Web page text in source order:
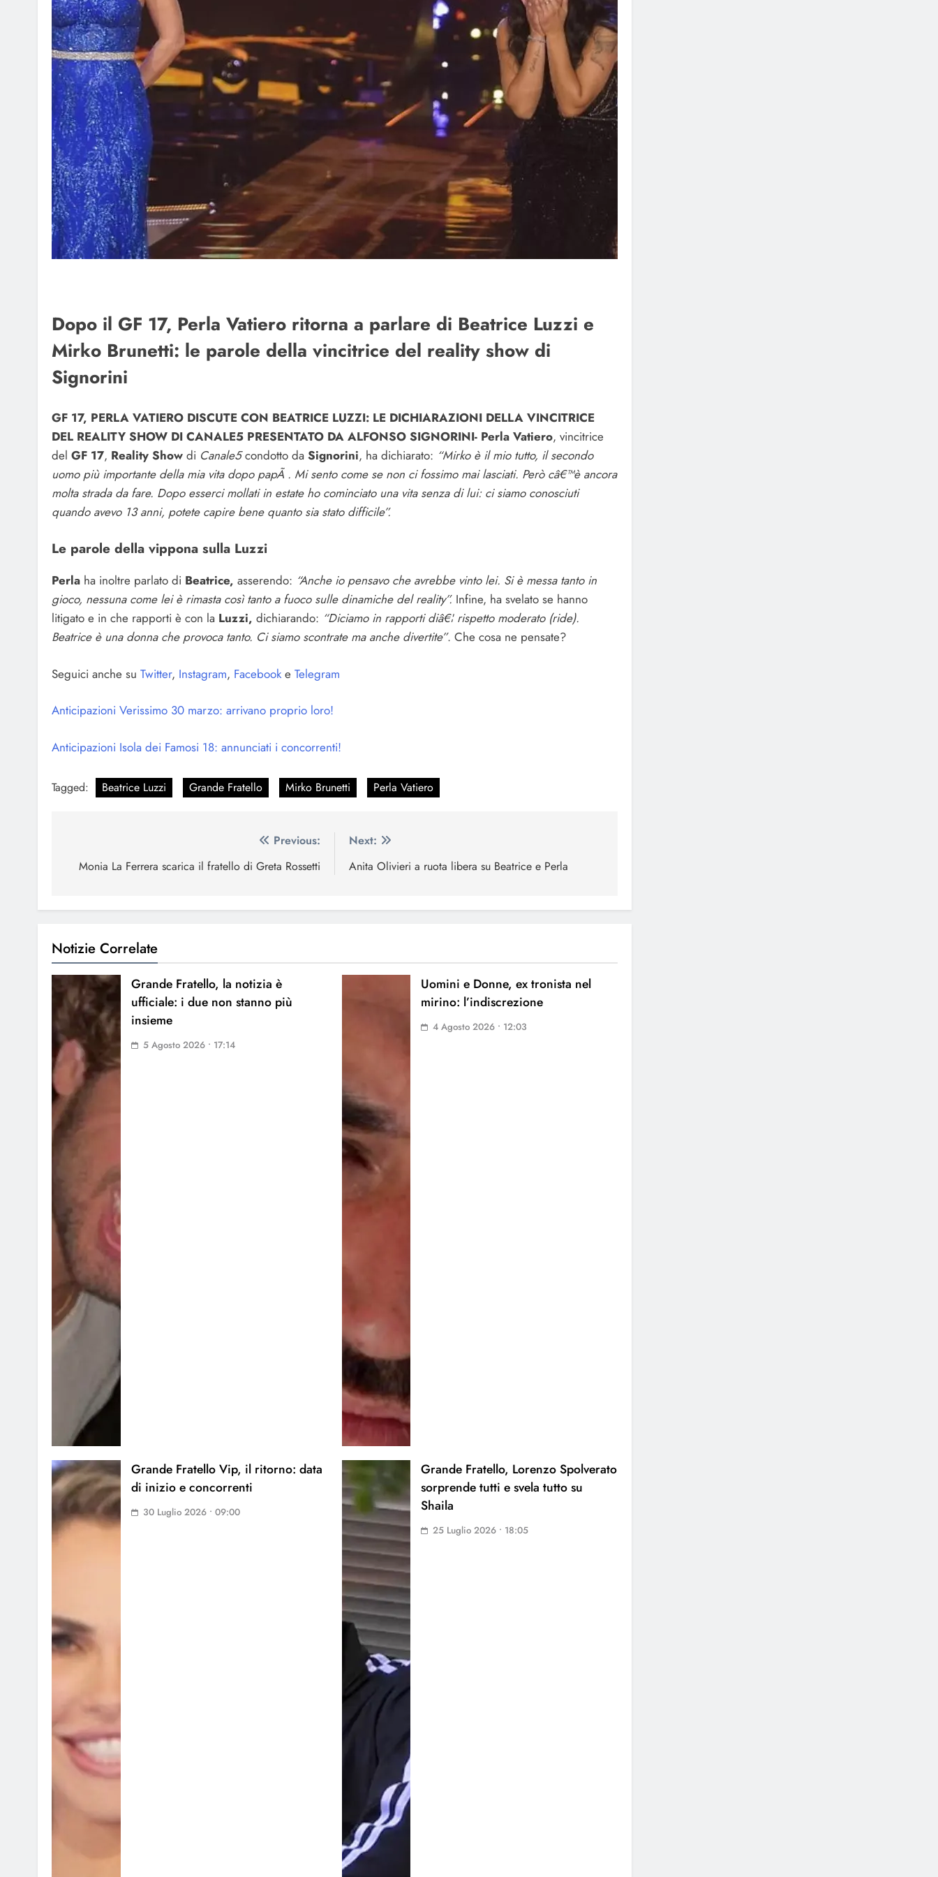
Dopo il GF 17, Perla Vatiero ritorna a parlare di Beatrice Luzzi e
Mirko Brunetti: le parole della vincitrice del reality show di
Signorini
GF 17, PERLA VATIERO DISCUTE CON BEATRICE LUZZI: LE DICHIARAZIONI DELLA VINCITRICE
DEL REALITY SHOW DI CANALE5 PRESENTATO DA ALFONSO SIGNORINI- Perla Vatiero, vincitrice
del GF 17, Reality Show di Canale5condotto da Signorini, ha dichiarato: “Mirko è il mio tutto, il secondo
uomo più importante della mia vita dopo papÃ . Mi sento come se non ci fossimo mai lasciati. Però câ€™è ancora
molta strada da fare. Dopo esserci mollati in estate ho cominciato una vita senza di lui: ci siamo conosciuti
quando avevo 13 anni, potete capire bene quanto sia stato difficile”.
Le parole della vippona sulla Luzzi
Perla ha inoltre parlato di Beatrice, asserendo: “Anche io pensavo che avrebbe vinto lei. Si è messa tanto in
gioco, nessuna come lei è rimasta così tanto a fuoco sulle dinamiche del reality”. Infine, ha svelato se hanno
litigato e in che rapporti è con la Luzzi, dichiarando: “Diciamo in rapporti diâ€¦ rispetto moderato (ride).
Beatrice è una donna che provoca tanto. Ci siamo scontrate ma anche divertite”. Che cosa ne pensate?
Seguici anche su Twitter, Instagram, Facebooke Telegram
Anticipazioni Verissimo 30 marzo: arrivano proprio loro!
Anticipazioni Isola dei Famosi 18: annunciati i concorrenti!
Tagged: Beatrice Luzzi Grande Fratello Mirko Brunetti Perla Vatiero
articoli
Previous:
Monia La Ferrera scarica il fratello di Greta Rossetti
Next:
Anita Olivieri a ruota libera su Beatrice e Perla
Notizie Correlate
Grande Fratello, la notizia è
ufficiale: i due non stanno più
insieme
5 Agosto 2026 • 17:14
Uomini e Donne, ex tronista nel
mirino: l’indiscrezione
4 Agosto 2026 • 12:03
Grande Fratello Vip, il ritorno: data
di inizio e concorrenti
30 Luglio 2026 • 09:00
Grande Fratello, Lorenzo Spolverato
sorprende tutti e svela tutto su
Shaila
25 Luglio 2026 • 18:05